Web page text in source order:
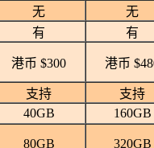
无 无
有 有
港币 $300 港币
支持 支持
40GB 160GB
80GB 320GB